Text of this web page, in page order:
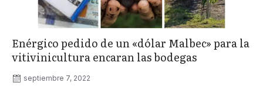
Enérgico pedido de un «dólar Malbec» para la
vitivinicultura encaran las bodegas
septiembre 7, 2022